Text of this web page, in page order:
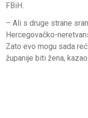
FBiH.
– Ali s druge strane
Hercegovačko-
Zato evo mogu sada
županije biti žena,